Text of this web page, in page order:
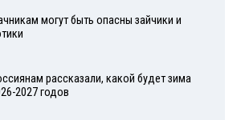
могут быть опасны зайчики и
рассказали, какой будет зима
2027 годов